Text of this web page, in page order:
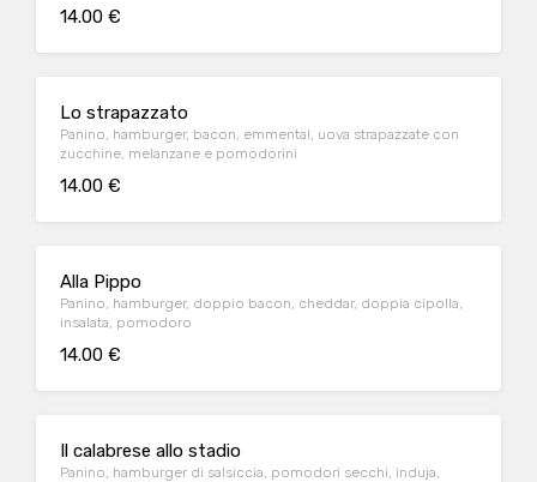
14.00 €
Lo strapazzato
Panino, hamburger, bacon, emmental, uova strapazzate con
zucchine, melanzane e pomodorini
14.00 €
Alla Pippo
Panino, hamburger, doppio bacon, cheddar, doppia cipolla,
insalata, pomodoro
14.00 €
Il calabrese allo stadio
Panino, hamburger di salsiccia, pomodori secchi, induja,